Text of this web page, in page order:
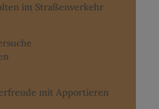
im Straßenverkehr
mit Apportieren